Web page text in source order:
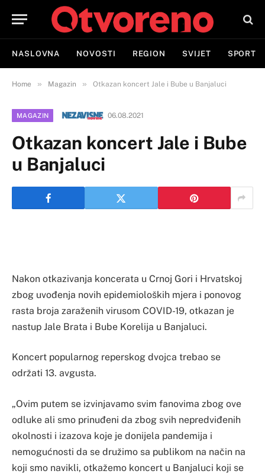
NASLOVNA NOVOSTI REGION SVIJET SPORT
Home » Magazin » Otkazan koncert Jale i Bube u Banjaluci
MAGAZIN 06.08.2021
Otkazan koncert Jale i Bube
u Banjaluci
Nakon otkazivanja koncerata u Crnoj Gori i Hrvatskoj
zbog uvođenja novih epidemioloških mjera i ponovog
rasta broja zaraženih virusom COVID-19, otkazan je
nastup Jale Brata i Bube Korelija u Banjaluci.
Koncert popularnog reperskog dvojca trebao se
održati 13. avgusta.
„Ovim putem se izvinjavamo svim fanovima zbog ove
odluke ali smo prinuđeni da zbog svih nepredviđenih
okolnosti i izazova koje je donijela pandemija i
nemogućnosti da se družimo sa publikom na način na
koji smo navikli, otkažemo koncert u Banjaluci koji se